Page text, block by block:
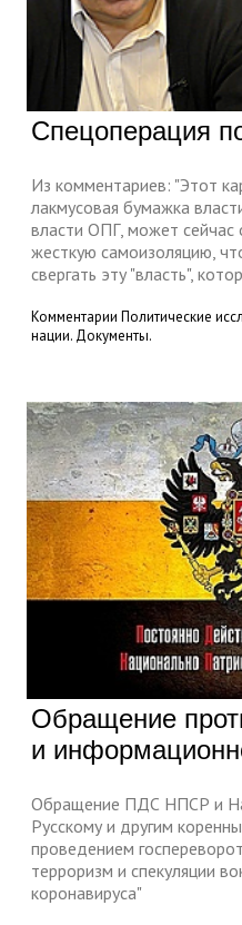
Спецоперация
Из комментариев: "Этот
лакмусовая бумажка
власти ОПГ, может сейчас
жесткую самоизоляцию,
свергать эту "власть",
Комментарии Политические
нации. Документы.
Обращение
и
Обращение ПДС НПСР и
Русскому и другим
проведением
терроризм и спекуляции
коронавируса"